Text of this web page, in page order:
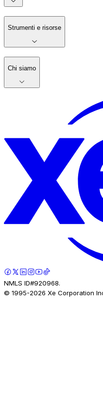
Strumenti e risorse
Chi siamo
NMLS ID#920968.
© 1995-2026 Xe Corporation